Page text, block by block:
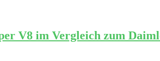
V8 im Vergleich zum